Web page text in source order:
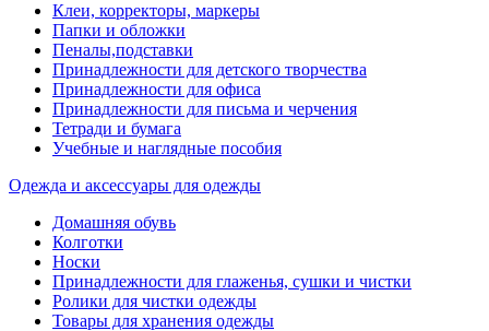
Клеи, корректоры, маркеры
Папки и обложки
Пеналы,подставки
Принадлежности для детского творчества
Принадлежности для офиса
Принадлежности для письма и черчения
Тетради и бумага
Учебные и наглядные пособия
Одежда и аксессуары для одежды
Домашняя обувь
Колготки
Носки
Принадлежности для глаженья, сушки и чистки
Ролики для чистки одежды
Товары для хранения одежды